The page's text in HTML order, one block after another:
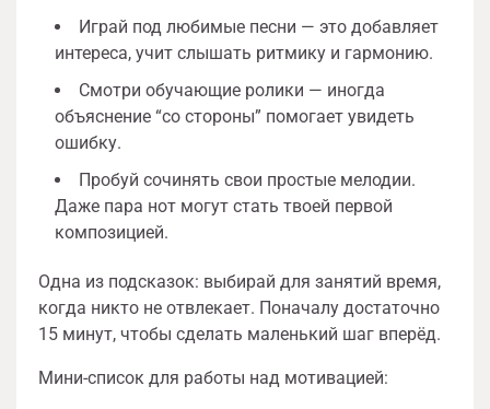
Играй под любимые песни — это добавляет
интереса, учит слышать ритмику и гармонию.
Смотри обучающие ролики — иногда
объяснение “со стороны” помогает увидеть
ошибку.
Пробуй сочинять свои простые мелодии.
Даже пара нот могут стать твоей первой
композицией.
Одна из подсказок: выбирай для занятий время,
когда никто не отвлекает. Поначалу достаточно
15 минут, чтобы сделать маленький шаг вперёд.
Мини-список для работы над мотивацией: